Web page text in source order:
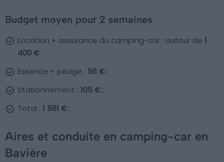
Budget moyen pour 2 semaines
Location + assurance du camping-car : autour de 1
400 €;
Essence + péage : 56 €;
Stationnement : 105 €;
Total : 1 561 €;
Aires et conduite en camping-car en
Bavière